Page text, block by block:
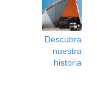
Descubra
nuestra
historia